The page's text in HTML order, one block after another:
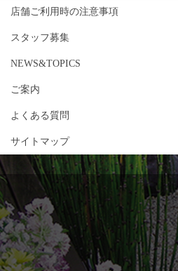
店舗ご利用時の注意事項
スタッフ募集
NEWS&TOPICS
ご案内
よくある質問
サイトマップ